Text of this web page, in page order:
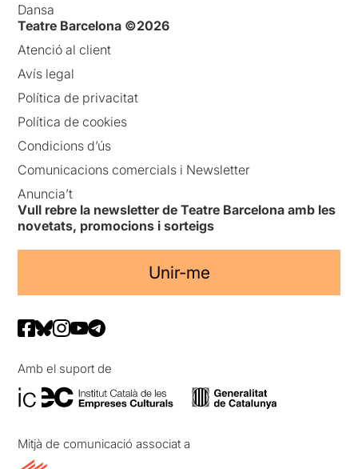
Dansa
Teatre Barcelona ©2026
Atenció al client
Avís legal
Política de privacitat
Política de cookies
Condicions d’ús
Comunicacions comercials i Newsletter
Anuncia’t
Vull rebre la newsletter de Teatre Barcelona amb les
novetats, promocions i sorteigs
Unir-me
Amb el suport de
Mitjà de comunicació associat a